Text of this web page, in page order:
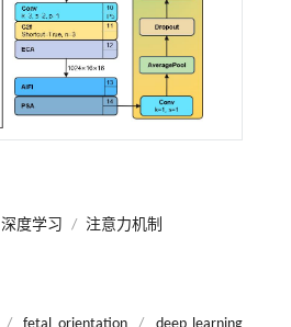
深度学习 / 注意力机制